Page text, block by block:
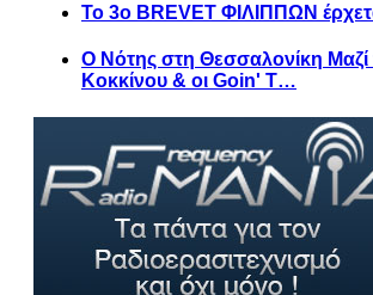
Το 3ο BREVET ΦΙΛΙΠΠΩΝ
Ο Νότης στη Θεσσαλονίκη
Κοκκίνου & οι Goin' T…